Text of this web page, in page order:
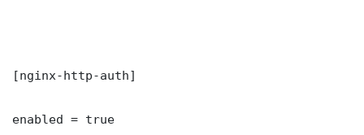
[nginx-http-auth]
enabled = true